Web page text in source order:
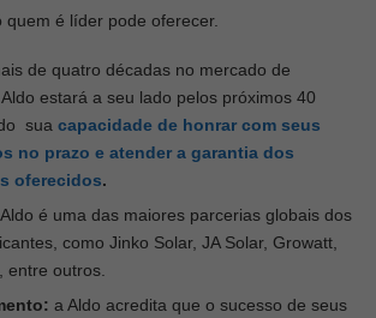
quem é líder pode oferecer.
de quatro décadas no mercado de
estará a seu lado pelos próximos 40
sua capacidade de honrar com seus
no prazo e atender a garantia dos
oferecidos.
é uma das maiores parcerias globais dos
como Jinko Solar, JA Solar, Growatt,
entre outros.
a Aldo acredita que o sucesso de seus